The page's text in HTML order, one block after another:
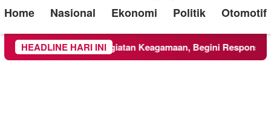
Menu
Home Nasional Ekonomi Politik Otomotif
HEADLINE HARI INI
UMM Ikuti Kegiatan Keagamaan, Begini Respons PCNU